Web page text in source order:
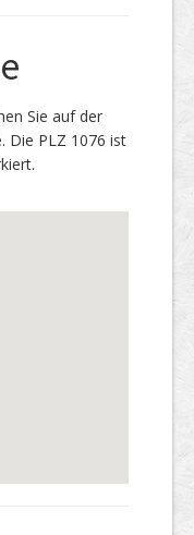
Sie auf der
Die PLZ 1076 ist